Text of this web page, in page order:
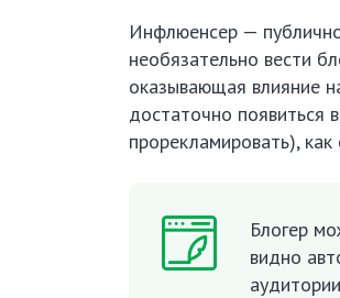
Инфлюенсер —
необязательно вести
оказывающая влияние
достаточно появиться
прорекламировать),
Блогер
видно